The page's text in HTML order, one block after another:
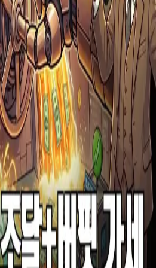
Hub
cycle
곳에서 모아보고, 함께 자주 등장
탐색할 수 있습니다.
1· 연관도100%# ai-capex-liquidity공
power-demand공동문서 1
capex공동문서1· 연관도
문서 · 연관도 100 #power-grid-
100% investment-thesis-note공동문서
breakdown공동문서1
· 연관도
문서1· 연관도 45 %#
warren-buffett